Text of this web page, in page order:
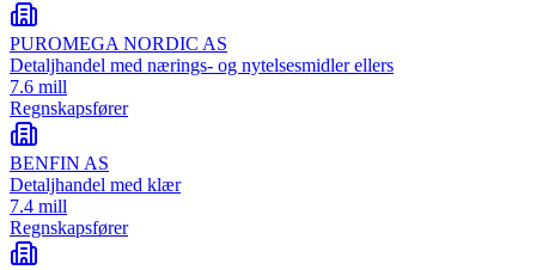
PUROMEGA NORDIC AS
Detaljhandel med nærings- og nytelsesmidler ellers
7.6 mill
Regnskapsfører
BENFIN AS
Detaljhandel med klær
7.4 mill
Regnskapsfører